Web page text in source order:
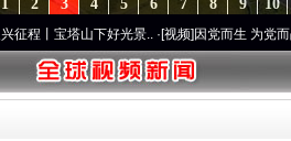
10
9
8
7
6
5
4
3
2
1
山下好光景..·[视频]因党而生 为党而战——百年“